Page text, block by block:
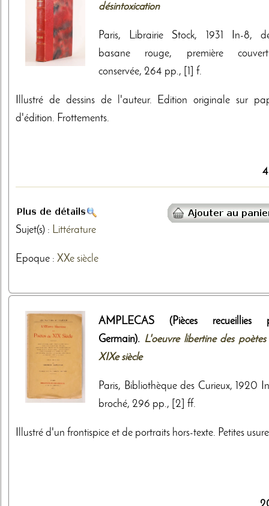
désintoxication
Paris, Librairie Stock, 1931 In-8,
basane rouge, première
conservée, 264 pp., [1] f.
Illustré de dessins de l'auteur. Edition originale sur
d'édition. Frottements.
Sujet(s) : Littérature
Epoque : XXe siècle
AMPLECAS (Pièces recueillies
Germain). L'oeuvre libertine des
XIXe siècle
Paris, Bibliothèque des Curieux, 1920
broché, 296 pp., [2] ff.
Illustré d'un frontispice et de portraits hors-texte. Petites